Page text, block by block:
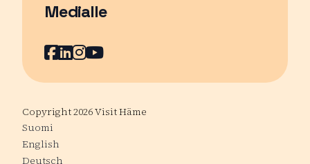
Medialle
Facebook
Sivu avautuu uudessa ikkunassa
LinkedIn
Sivu avautuu uudessa ikkunassa
Instagram
Sivu avautuu uudessa
YouTube
Sivu avautuu uudessa
Copyright 2026 Visit Häme
Suomi
English
Deutsch